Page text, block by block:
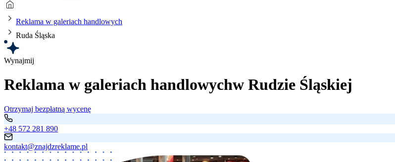
Reklama w galeriach handlowych
Ruda Śląska
Wynajmij
Reklama w galeriach handlowychw Rudzie Śląskiej
Otrzymaj bezpłatną wycenę
+48 572 281 890
kontakt@znajdzreklame.pl